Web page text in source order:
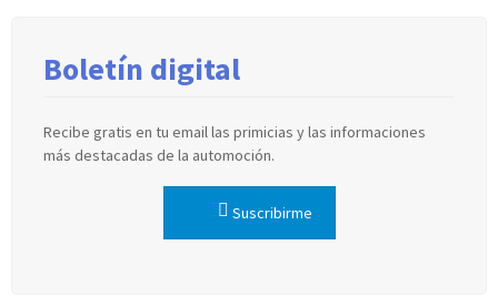
Boletín digital
Recibe gratis en tu email las primicias y las informaciones
más destacadas de la automoción.
Suscribirme